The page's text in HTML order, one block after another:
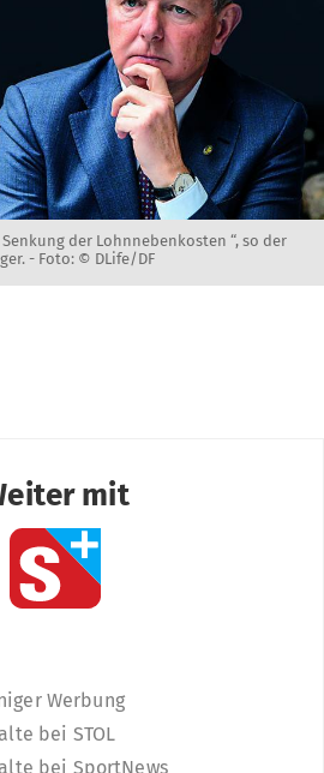
der Lohnnebenkosten “, so der
- Foto: © DLife/DF